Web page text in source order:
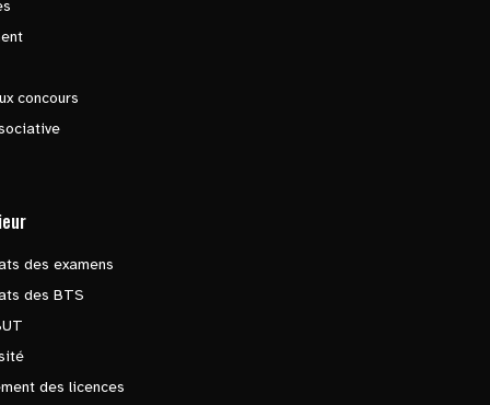
concours
des examens
des BTS
des licences